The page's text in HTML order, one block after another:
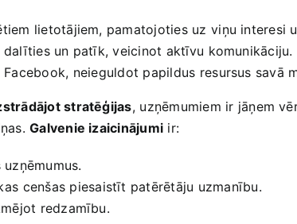
lietotājiem, pamatojoties uz⁢ viņu interesi
un patīk, veicinot​ aktīvu⁤ komunikāciju.
neieguldot‍ papildus⁢ resursus savā
stratēģijas,⁤ uzņēmumiem‌ ir jāņem
Galvenie izaicinājumi ‍ir:
⁢cenšas piesaistīt patērētāju uzmanību.
redzamību.